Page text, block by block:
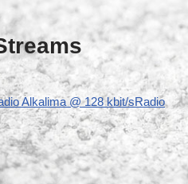
Alkalima @ 128 kbit/sRadio